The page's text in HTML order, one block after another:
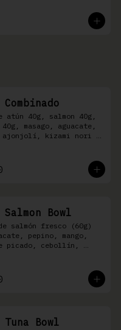
atún 40g, salmon 40g,
masago, aguacate,
ajonjolí, kizami nori y
Bowl
salmón fresco (60g)
pepino, mango,
picado, cebollín,
Bowl